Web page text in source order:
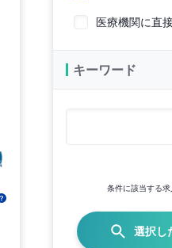
医療機関に直
キーワード
条件に該当する求
選択し